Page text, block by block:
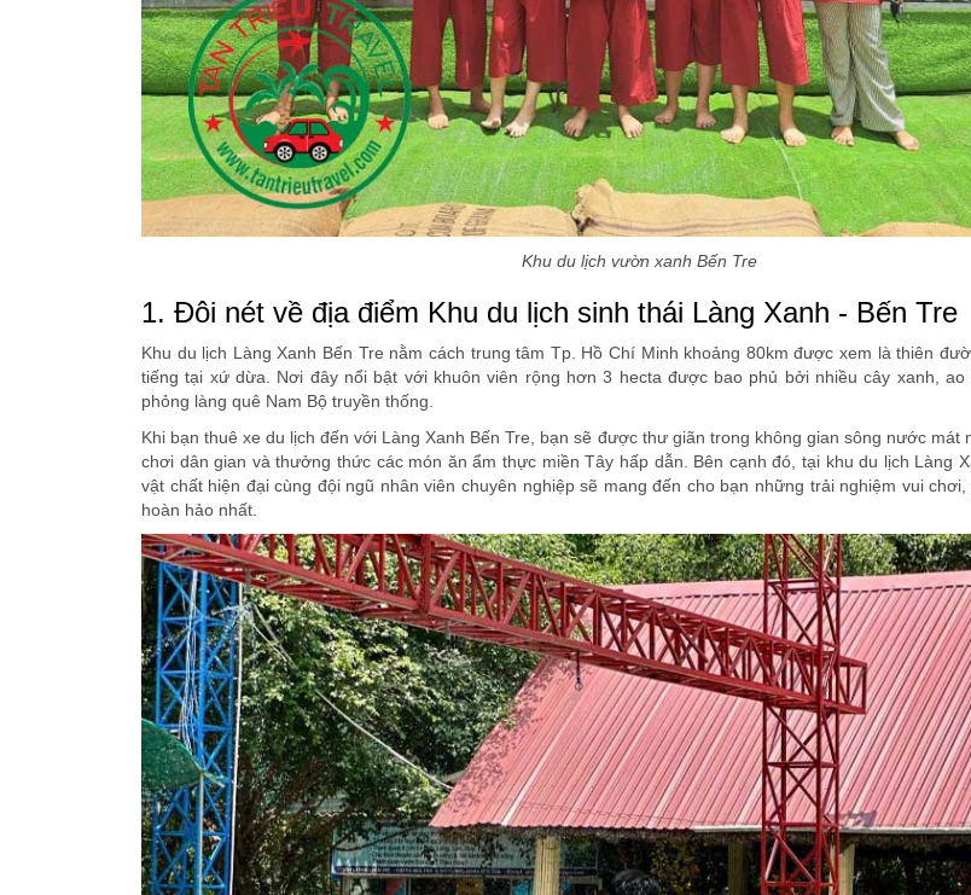
Khu du lịch vườn xanh Bến Tre
1. Đôi nét về địa điểm Khu du lịch sinh thái Làng Xanh - Bến Tre
Khu du lịch Làng Xanh Bến Tre nằm cách trung tâm Tp. Hồ Chí Minh khoảng 80km được xem là thiên
tiếng tại xứ dừa. Nơi đây nổi bật với khuôn viên rộng hơn 3 hecta được bao phủ bởi nhiều cây xanh,
phỏng làng quê Nam Bộ truyền thống.
Khi bạn thuê xe du lịch đến với Làng Xanh Bến Tre, bạn sẽ được thư giãn trong không gian sông nước mát
chơi dân gian và thưởng thức các món ăn ẩm thực miền Tây hấp dẫn. Bên cạnh đó, tại khu du lịch Làng
vật chất hiện đại cùng đội ngũ nhân viên chuyên nghiệp sẽ mang đến cho bạn những trải nghiệm vui
hoàn hảo nhất.